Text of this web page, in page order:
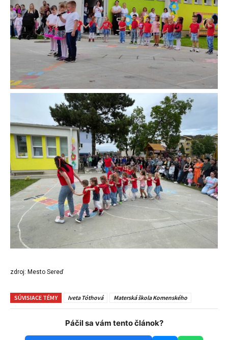
zdroj: Mesto Sereď
SÚVISIACE TÉMY Iveta Tóthová Materská škola Komenského
Páčil sa vám tento článok?